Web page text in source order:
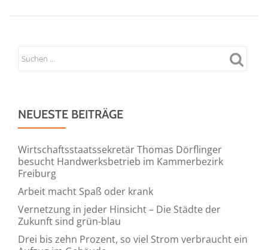
NEUESTE BEITRÄGE
Wirtschaftsstaatssekretär Thomas Dörflinger
besucht Handwerksbetrieb im Kammerbezirk
Freiburg
Arbeit macht Spaß oder krank
Vernetzung in jeder Hinsicht – Die Städte der
Zukunft sind grün-blau
Drei bis zehn Prozent, so viel Strom verbraucht ein